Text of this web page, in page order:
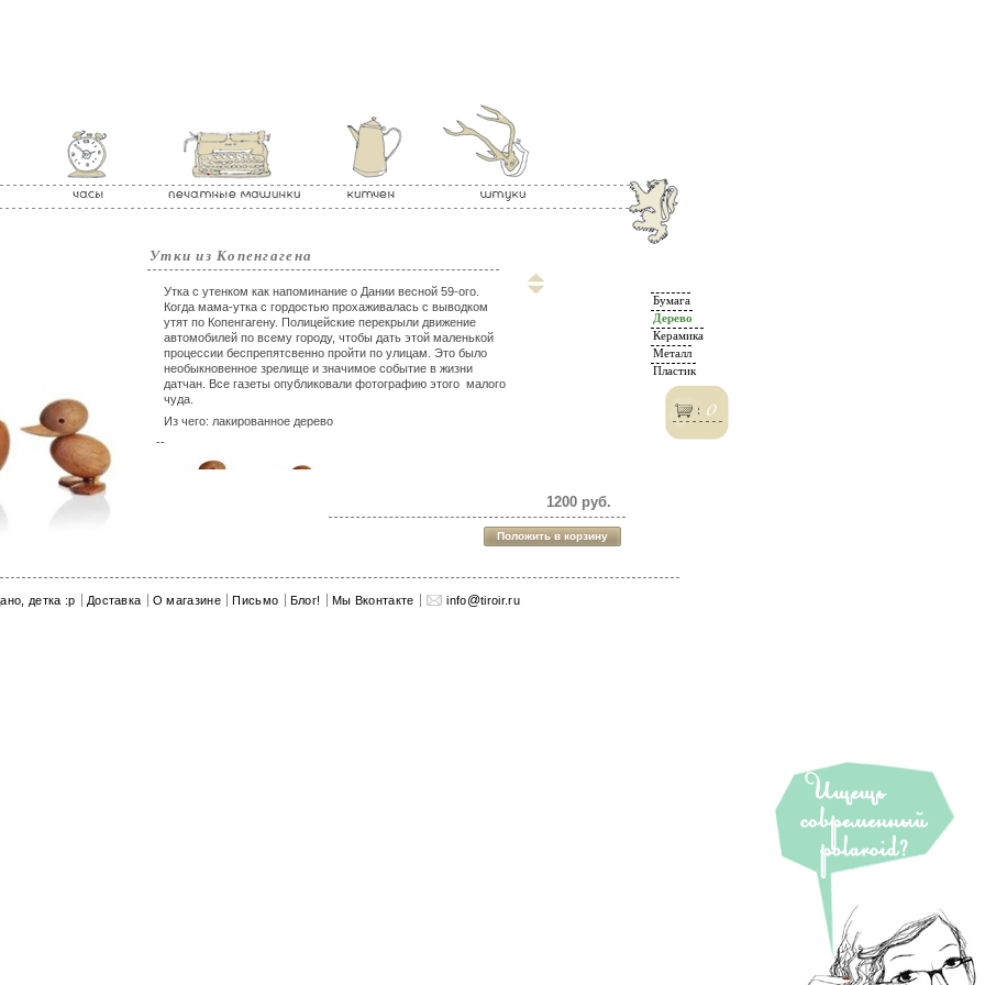
0
Утки из Копенгагена
Утка с утенком как напоминание о Дании весной 59-ого.
Когда мама-утка с гордостью прохаживалась с выводком
утят по Копенгагену. Полицейские перекрыли движение
автомобилей по всему городу, чтобы дать этой маленькой
процессии беспрепятсвенно пройти по улицам.Это было
необыкновенное зрелище и значимое событие в жизни
датчан. Все газеты опубликовали фотографию этого малого
чуда.
Из чего: лакированное дерево
--
еще из Дерева
1200 руб.
Бумага
Дерево
Керамика
Металл
Пластик
детка :p Доставка О магазине Письмо Блог! Мы Вконтакте info@tiroir.ru